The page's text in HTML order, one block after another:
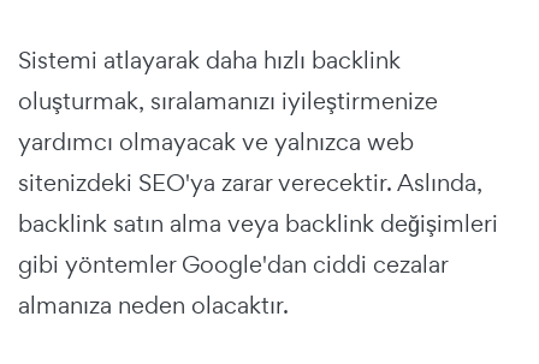
Sistemi atlayarak daha hızlı backlink
oluşturmak, sıralamanızı iyileştirmenize
yardımcı olmayacak ve yalnızca web
sitenizdeki SEO'ya zarar verecektir. Aslında,
backlink satın alma veya backlink değişimleri
gibi yöntemler Google'dan ciddi cezalar
almanıza neden olacaktır.